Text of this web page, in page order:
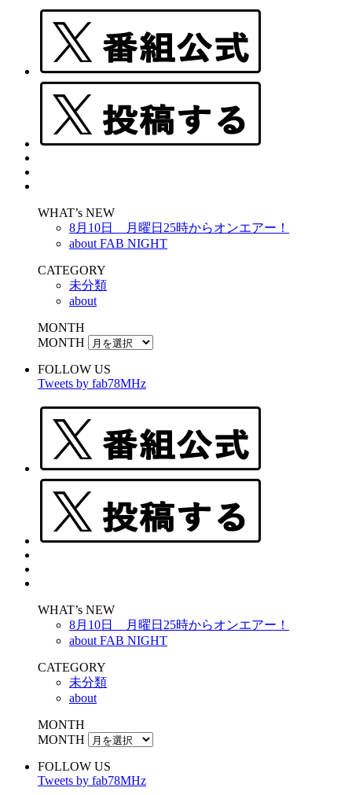
WHAT’s NEW
8月10日 月曜日25時からオンエアー！
about FAB NIGHT
CATEGORY
未分類
about
MONTH
MONTH
FOLLOW US
Tweets by fab78MHz
WHAT’s NEW
8月10日 月曜日25時からオンエアー！
about FAB NIGHT
CATEGORY
未分類
about
MONTH
MONTH
FOLLOW US
Tweets by fab78MHz